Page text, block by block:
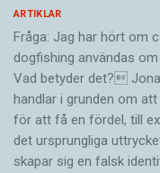
ARTIKLAR
Fråga: Jag har hört om
dogfishing användas
Vad betyder det?
handlar i grunden om
för att få en fördel, till
det ursprungliga
skapar sig en falsk